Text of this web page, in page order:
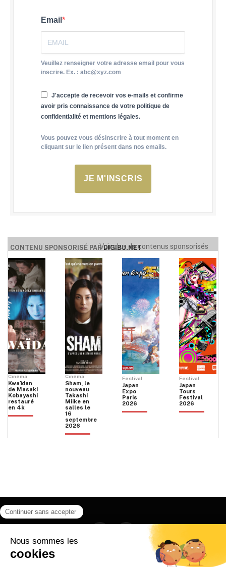
Email
Veuillez renseigner votre adresse email pour vous
inscrire. Ex. : abc@xyz.com
J'accepte de recevoir vos e-mails et confirme
avoir pris connaissance de votre politique de
confidentialité et mentions légales.
Vous pouvez vous désinscrire à tout moment en
cliquant sur le lien présent dans nos emails.
JE M'INSCRIS
CONTENU SPONSORISÉ PARDIGIBU.NET
Voir plus de contenus sponsorisés
Cinéma
Kwaïdan
de Masaki
Kobayashi
restauré
en 4k
Cinéma
Sham, le
nouveau
Takashi
Miike en
salles le
16
septembre
2026
Festival
Japan
Expo
Paris
2026
Festival
Japan
Tours
Festival
2026
Instagram
CONTACT